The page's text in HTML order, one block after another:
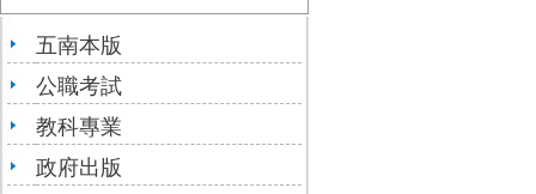
五南本版
公職考試
教科專業
政府出版